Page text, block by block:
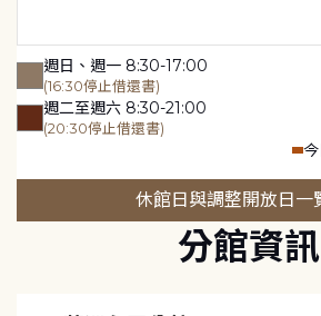
週日、週一 8:30-17:00
(16:30停止借還書)
週二至週六 8:30-21:00
(20:30停止借還書)
今
休館日與調整開放日一
分館資訊